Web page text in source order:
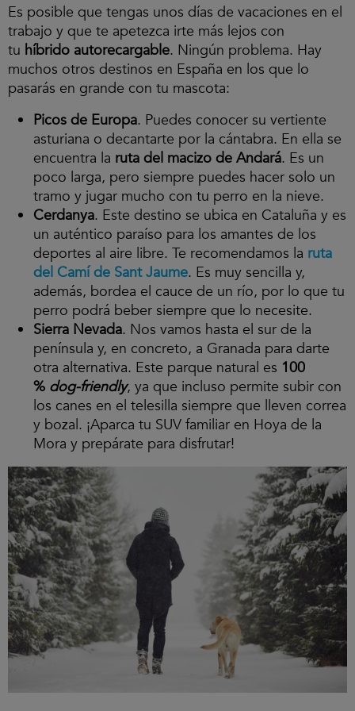
Es posible que tengas unos días de vacaciones en el
trabajo y que te apetezca irte más lejos con
tu híbrido autorecargable. Ningún problema. Hay
muchos otros destinos en España en los que lo
pasarás en grande con tu mascota:
Picos de Europa. Puedes conocer su vertiente
asturiana o decantarte por la cántabra. En ella se
encuentra la ruta del macizo de Andará. Es un
poco larga, pero siempre puedes hacer solo un
tramo y jugar mucho con tu perro en la nieve.
Cerdanya. Este destino se ubica en Cataluña y es
un auténtico paraíso para los amantes de los
deportes al aire libre. Te recomendamos la ruta
del Camí de Sant Jaume. Es muy sencilla y,
además, bordea el cauce de un río, por lo que tu
perro podrá beber siempre que lo necesite.
Sierra Nevada. Nos vamos hasta el sur de la
península y, en concreto, a Granada para darte
otra alternativa. Este parque natural es 100
% dog-friendly, ya que incluso permite subir con
los canes en el telesilla siempre que lleven correa
y bozal. ¡Aparca tu SUV familiar en Hoya de la
Mora y prepárate para disfrutar!